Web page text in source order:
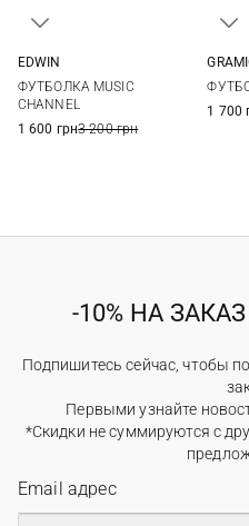
XL
EDWIN
ФУТБОЛКА MUSIC
CHANNEL
1 600 грн3 200 грн
1 700
-10% НА
Подпишитесь сейчас, чтобы
Первыми узнайте
*Скидки не суммируются с